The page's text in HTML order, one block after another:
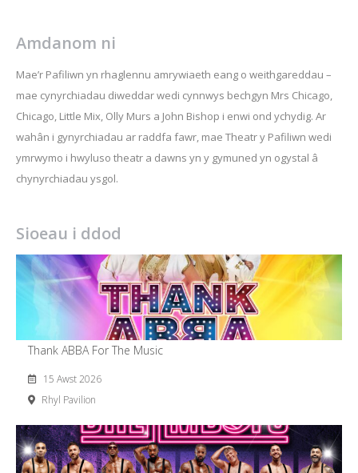
Amdanom ni
Mae’r Pafiliwn yn rhaglennu amrywiaeth eang o weithgareddau –
mae cynyrchiadau diweddar wedi cynnwys bechgyn Mrs Chicago,
Chicago, Little Mix, Olly Murs a John Bishop i enwi ond ychydig. Ar
wahân i gynyrchiadau ar raddfa fawr, mae Theatr y Pafiliwn wedi
ymrwymo i hwyluso theatr a dawns yn y gymuned yn ogystal â
chynyrchiadau ysgol.
Sioeau i ddod
Thank ABBA For The Music
15 Awst 2026
Rhyl Pavilion